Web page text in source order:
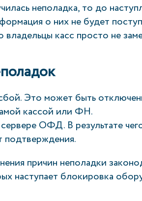
неполадка, то до
о них не будет
владельцы касс просто не
Это может быть
кассой или ФН.
ОФД. В результате
подтверждения.
причин неполадки
наступает блокировка